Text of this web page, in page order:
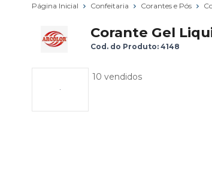
Página Inicial Confeitaria Corantes e Pós
Corante Gel
Cod. do Produto: 4148
10 vendidos